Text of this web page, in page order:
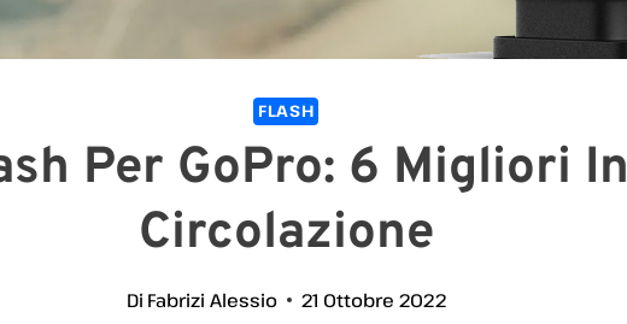
FLASH
Per GoPro: 6 Migliori In
Circolazione
Di Fabrizi Alessio 21 Ottobre 2022